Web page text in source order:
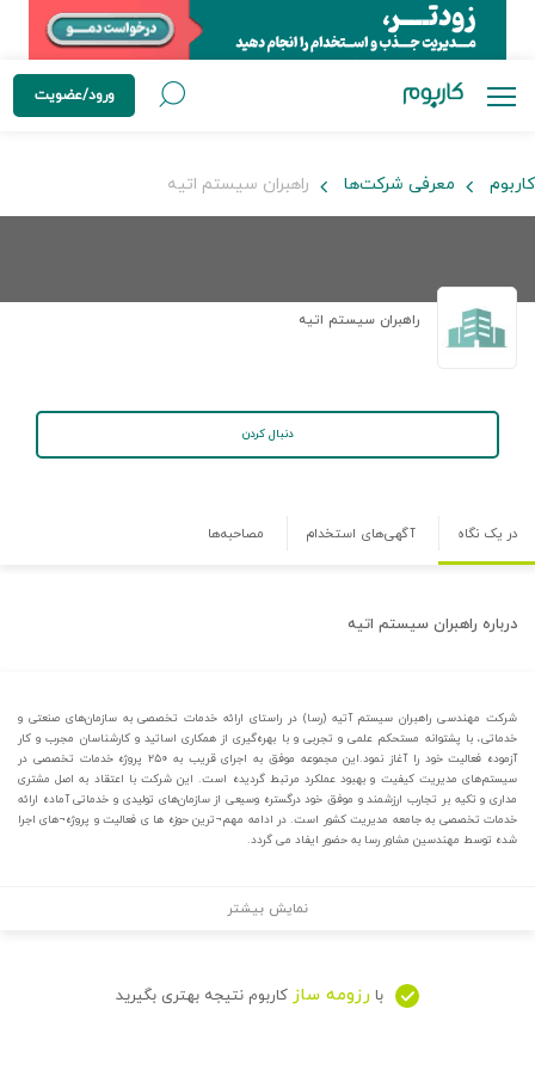
ورود/عضویت
کاربوم معرفی شرکت‌ها راهبران سیستم اتیه
راهبران سیستم اتیه
دنبال کردن
در یک نگاه آگهی‌های استخدام مصاحبه‌ها
درباره راهبران سیستم اتیه
شرکت مهندسی راهبران سیستم آتیه (رسا) در راستای ارائه خدمات تخصصی به سازمان‌های صنعتی و
خدماتی، با پشتوانه مستحکم علمی و تجربی و با بهره‌گیری از همکاری اساتید و کارشناسان مجرب و کار
آزموده فعالیت خود را آغاز نمود.‌این مجموعه موفق به اجرای قریب به ۲۵۰ پروژه خدمات تخصصی در
سیستم‌های مدیریت کیفیت و بهبود عملکرد مرتبط گردیده است. این شرکت با اعتقاد به اصل مشتری
مداری و تکیه بر تجارب ارزشمند و موفق خود درگستره وسیعی از سازمان‌های تولیدی و خدماتی آماده ارائه
خدمات تخصصی به جامعه مدیریت کشور است. در ادامه مهم¬ترین حوزه ها ی فعالیت و پروژه¬های اجرا
شده توسط مهندسین مشاور رسا به حضور ایفاد می گردد.
نمایش بیشتر
با رزومه ساز کاربوم نتیجه بهتری بگیرید